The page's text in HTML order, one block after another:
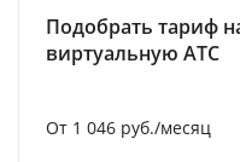
Подобрать тариф
виртуальную АТС
От 1 046 руб./месяц